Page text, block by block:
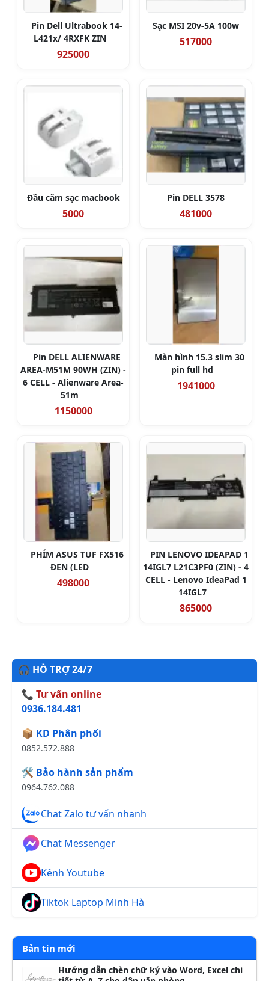
Pin Dell Ultrabook 14-
L421x/ 4RXFK ZIN
925000
Sạc MSI 20v-5A 100w
517000
Đầu cắm sạc macbook
5000
Pin DELL 3578
481000
Pin DELL ALIENWARE
AREA-M51M 90WH (ZIN) -
6 CELL - Alienware Area-
51m
1150000
Màn hình 15.3 slim 30
pin full hd
1941000
PHÍM ASUS TUF FX516
ĐEN (LED
498000
PIN LENOVO IDEAPAD 1
14IGL7 L21C3PF0 (ZIN) - 4
CELL - Lenovo IdeaPad 1
14IGL7
865000
🎧 HỖ TRỢ 24/7
📞 Tư vấn online
0936.184.481
📦 KD Phân phối
0852.572.888
🛠️ Bảo hành sản phẩm
0964.762.088
Chat Zalo tư vấn nhanh
Chat Messenger
Kênh Youtube
Tiktok Laptop Minh Hà
Bản tin mới
Hướng dẫn chèn chữ ký vào Word, Excel chi